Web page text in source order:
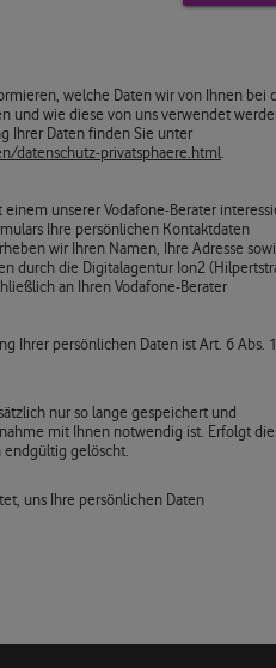
welche Daten wir von Ihnen bei
und wie diese von uns verwendet
Ihrer Daten finden Sie unter
datenschutz-privatsphaere.html
unserer Vodafone-Berater
Ihre persönlichen Kontaktdaten
wir Ihren Namen, Ihre Adresse
durch die Digitalagentur Ion2
an Ihren Vodafone-Berater
Ihrer persönlichen Daten ist Art. 6 Abs.
nur so lange gespeichert und
mit Ihnen notwendig ist. Erfolgt
gelöscht.
uns Ihre persönlichen Daten